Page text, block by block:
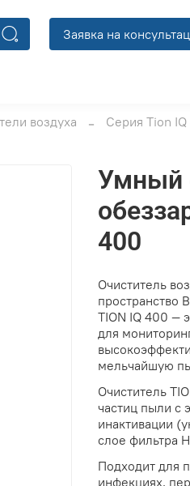
Заявка на
воздуха Серия Tion
Умный
400
Очиститель
пространство
TION IQ 400 —
для
мельчайшую
Очиститель
частиц пыли с
инактивации
слое фильтра
Подходит для
инфекциях,